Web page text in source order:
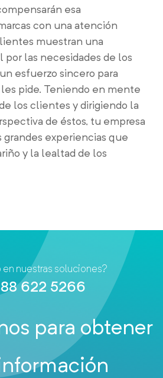
esa
con una atención
muestran una
por las necesidades de los
esfuerzo sincero para
pide. Teniendo en mente
los clientes y dirigiendo la
de éstos, tu empresa
experiencias que
y la lealtad de los
en nuestras soluciones?
622 5266
para obtener